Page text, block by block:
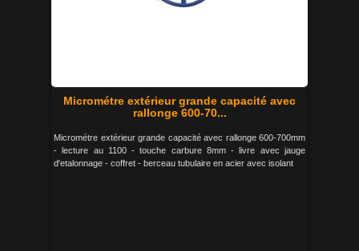
Micrométre extérieur grande capacité avec
rallonge 600-70...
Micrométre extérieur grande capacité avec rallonge 600-700mm
- lecture au 1100 - touche carbure 8mm - livre avec jauge
d'etalonnage - coffret - berceau tubulaire en acier avec isolant